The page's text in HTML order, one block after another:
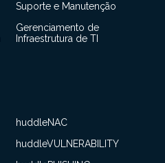
Suporte e Manutenção
Gerenciamento de
Infraestrutura de TI
huddleNAC
huddleVULNERABILITY